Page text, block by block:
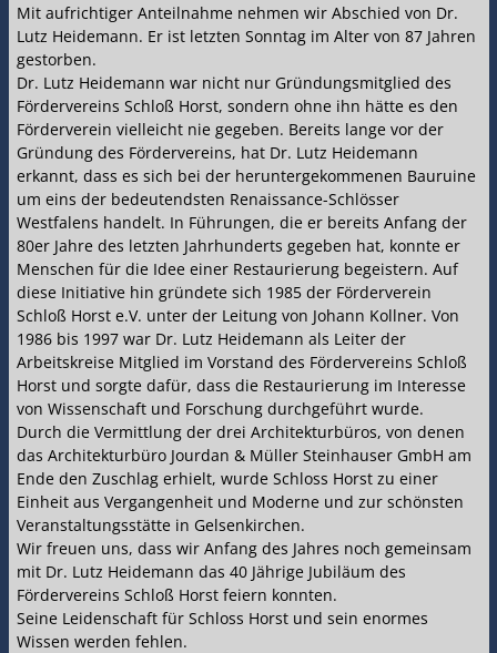
Mit aufrichtiger Anteilnahme nehmen wir Abschied von Dr.
Lutz Heidemann. Er ist letzten Sonntag im Alter von 87 Jahren
gestorben.
Dr. Lutz Heidemann war nicht nur Gründungsmitglied des
Fördervereins Schloß Horst, sondern ohne ihn hätte es den
Förderverein vielleicht nie gegeben. Bereits lange vor der
Gründung des Fördervereins, hat Dr. Lutz Heidemann
erkannt, dass es sich bei der heruntergekommenen Bauruine
um eins der bedeutendsten Renaissance-Schlösser
Westfalens handelt. In Führungen, die er bereits Anfang der
80er Jahre des letzten Jahrhunderts gegeben hat, konnte er
Menschen für die Idee einer Restaurierung begeistern. Auf
diese Initiative hin gründete sich 1985 der Förderverein
Schloß Horst e.V. unter der Leitung von Johann Kollner. Von
1986 bis 1997 war Dr. Lutz Heidemann als Leiter der
Arbeitskreise Mitglied im Vorstand des Fördervereins Schloß
Horst und sorgte dafür, dass die Restaurierung im Interesse
von Wissenschaft und Forschung durchgeführt wurde.
Durch die Vermittlung der drei Architekturbüros, von denen
das Architekturbüro Jourdan & Müller Steinhauser GmbH am
Ende den Zuschlag erhielt, wurde Schloss Horst zu einer
Einheit aus Vergangenheit und Moderne und zur schönsten
Veranstaltungsstätte in Gelsenkirchen.
Wir freuen uns, dass wir Anfang des Jahres noch gemeinsam
mit Dr. Lutz Heidemann das 40 Jährige Jubiläum des
Fördervereins Schloß Horst feiern konnten.
Seine Leidenschaft für Schloss Horst und sein enormes
Wissen werden fehlen.